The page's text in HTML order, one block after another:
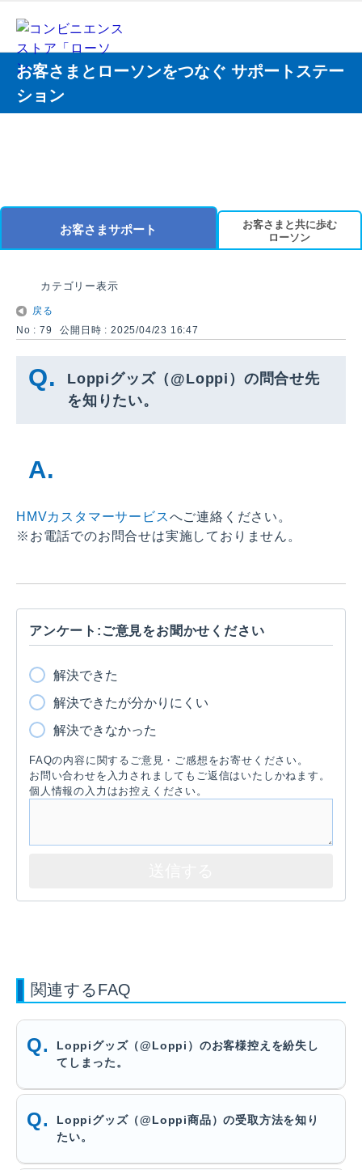
お客さまとローソンをつなぐ サポートステー
ション
お客さまサポート
お客さまと共に歩む
ローソン
カテゴリー表示
戻る
No : 79
公開日時 : 2025/04/23 16:47
Loppiグッズ（@Loppi）の問合せ先
を知りたい。
HMVカスタマーサービスへご連絡ください。
※お電話でのお問合せは実施しておりません。
アンケート:ご意見をお聞かせください
解決できた
解決できたが分かりにくい
解決できなかった
FAQの内容に関するご意見・ご感想をお寄せください。
お問い合わせを入力されましてもご返信はいたしかねます。
個人情報の入力はお控えください。
関連するFAQ
Loppiグッズ（@Loppi）のお客様控えを紛失し
てしまった。
Loppiグッズ（@Loppi商品）の受取方法を知り
たい。